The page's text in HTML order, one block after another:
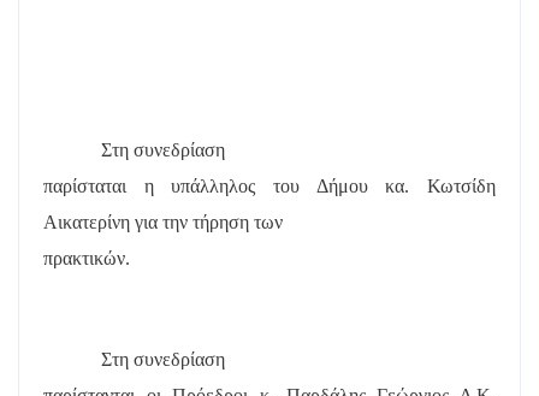
Στη συνεδρίαση
παρίσταται η υπάλληλος του Δήμου κα. Κωτσίδη
Αικατερίνη για την τήρηση των
πρακτικών.
Στη συνεδρίαση